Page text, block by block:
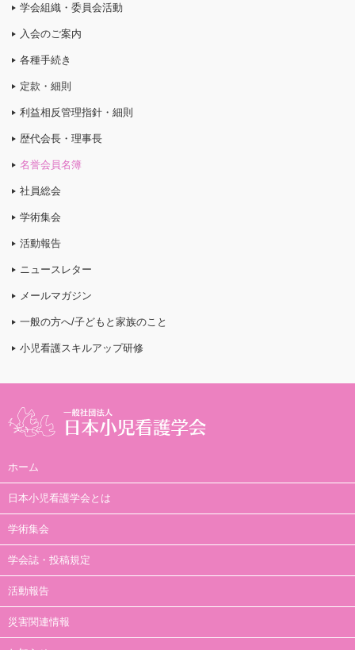
学会組織・委員会活動
入会のご案内
各種手続き
定款・細則
利益相反管理指針・細則
歴代会長・理事長
名誉会員名簿
社員総会
学術集会
活動報告
ニュースレター
メールマガジン
一般の方へ/子どもと家族のこと
小児看護スキルアップ研修
ホーム
日本小児看護学会とは
学術集会
学会誌・投稿規定
活動報告
災害関連情報